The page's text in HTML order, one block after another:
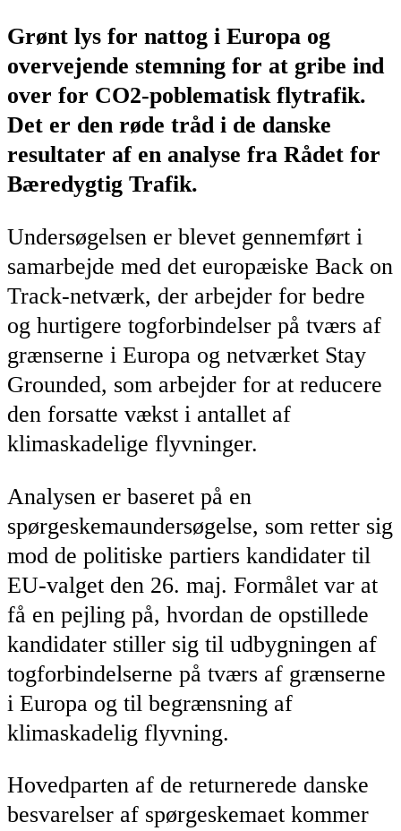
Grønt lys for nattog i Europa og
overvejende stemning for at gribe ind
over for CO2-poblematisk flytrafik.
Det er den røde tråd i de danske
resultater af en analyse fra Rådet for
Bæredygtig Trafik.
Undersøgelsen er blevet gennemført i
samarbejde med det europæiske Back on
Track-netværk, der arbejder for bedre
og hurtigere togforbindelser på tværs af
grænserne i Europa og netværket Stay
Grounded, som arbejder for at reducere
den forsatte vækst i antallet af
klimaskadelige flyvninger.
Analysen er baseret på en
spørgeskemaundersøgelse, som retter sig
mod de politiske partiers kandidater til
EU-valget den 26. maj. Formålet var at
få en pejling på, hvordan de opstillede
kandidater stiller sig til udbygningen af
togforbindelserne på tværs af grænserne
i Europa og til begrænsning af
klimaskadelig flyvning.
Hovedparten af de returnerede danske
besvarelser af spørgeskemaet kommer